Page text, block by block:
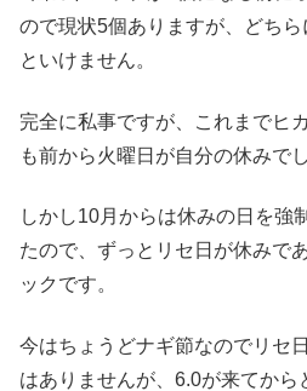
ので現状5個ありますが、どち
といけません。
完全に私事ですが、これまでヒ
も前から火曜日が自分の休みでし
しかし10月からは休みの日を強
たので、ずっとリセ日が休みで
ックです。
今はちょうどナギ節なのでリセ
はありませんが、6.0が来てから